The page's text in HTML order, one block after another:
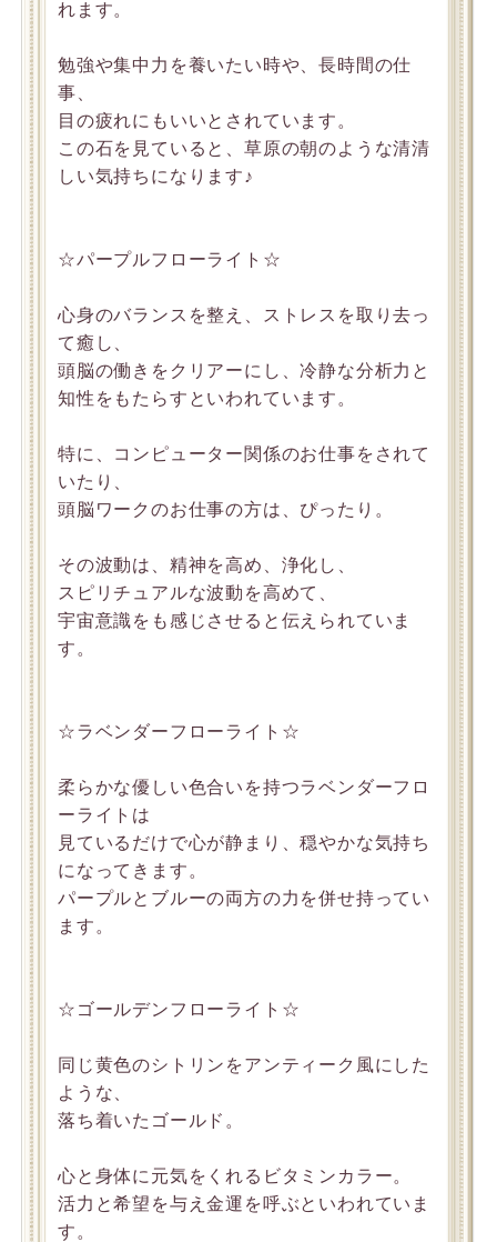
れます。
勉強や集中力を養いたい時や、長時間の仕
事、
目の疲れにもいいとされています。
この石を見ていると、草原の朝のような清清
しい気持ちになります♪
☆パープルフローライト☆
心身のバランスを整え、ストレスを取り去っ
て癒し、
頭脳の働きをクリアーにし、冷静な分析力と
知性をもたらすといわれています。
特に、コンピューター関係のお仕事をされて
いたり、
頭脳ワークのお仕事の方は、ぴったり。
その波動は、精神を高め、浄化し、
スピリチュアルな波動を高めて、
宇宙意識をも感じさせると伝えられていま
す。
☆ラベンダーフローライト☆
柔らかな優しい色合いを持つラベンダーフロ
ーライトは
見ているだけで心が静まり、穏やかな気持ち
になってきます。
パープルとブルーの両方の力を併せ持ってい
ます。
☆ゴールデンフローライト☆
同じ黄色のシトリンをアンティーク風にした
ような、
落ち着いたゴールド。
心と身体に元気をくれるビタミンカラー。
活力と希望を与え金運を呼ぶといわれていま
す。